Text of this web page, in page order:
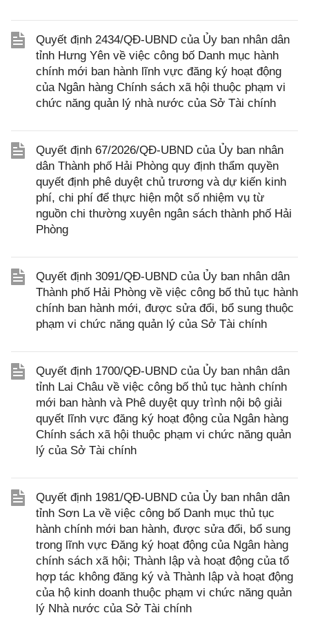
Quyết định 2434/QĐ-UBND của Ủy ban nhân dân
tỉnh Hưng Yên về việc công bố Danh mục hành
chính mới ban hành lĩnh vực đăng ký hoạt động
của Ngân hàng Chính sách xã hội thuộc phạm vi
chức năng quản lý nhà nước của Sở Tài chính
Quyết định 67/2026/QĐ-UBND của Ủy ban nhân
dân Thành phố Hải Phòng quy định thẩm quyền
quyết định phê duyệt chủ trương và dự kiến kinh
phí, chi phí để thực hiện một số nhiệm vụ từ
nguồn chi thường xuyên ngân sách thành phố Hải
Phòng
Quyết định 3091/QĐ-UBND của Ủy ban nhân dân
Thành phố Hải Phòng về việc công bố thủ tục hành
chính ban hành mới, được sửa đổi, bổ sung thuộc
phạm vi chức năng quản lý của Sở Tài chính
Quyết định 1700/QĐ-UBND của Ủy ban nhân dân
tỉnh Lai Châu về việc công bố thủ tục hành chính
mới ban hành và Phê duyệt quy trình nội bộ giải
quyết lĩnh vực đăng ký hoạt động của Ngân hàng
Chính sách xã hội thuộc phạm vi chức năng quản
lý của Sở Tài chính
Quyết định 1981/QĐ-UBND của Ủy ban nhân dân
tỉnh Sơn La về việc công bố Danh mục thủ tục
hành chính mới ban hành, được sửa đổi, bổ sung
trong lĩnh vực Đăng ký hoạt động của Ngân hàng
chính sách xã hội; Thành lập và hoạt động của tổ
hợp tác không đăng ký và Thành lập và hoạt động
của hộ kinh doanh thuộc phạm vi chức năng quản
lý Nhà nước của Sở Tài chính